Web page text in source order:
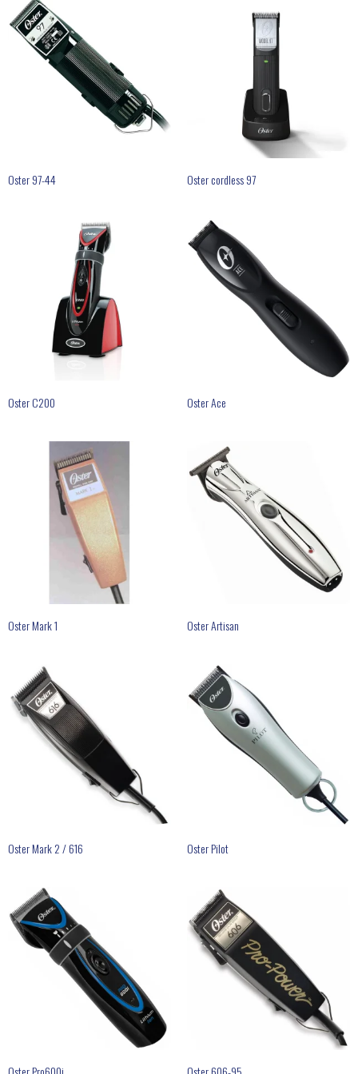
Thordal
Wahl
Wella
Oster 97-44 Oster cordless 97
Oster C200 Oster Ace
Oster Mark 1 Oster Artisan
Oster Mark 2 / 616 Oster Pilot